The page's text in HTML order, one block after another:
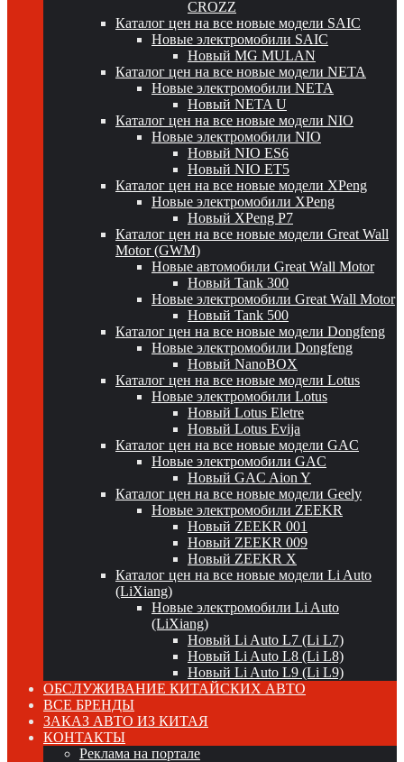
CROZZ
Каталог цен на все новые модели SAIC
Новые электромобили SAIC
Новый MG MULAN
Каталог цен на все новые модели NETA
Новые электромобили NETA
Новый NETA U
Каталог цен на все новые модели NIO
Новые электромобили NIO
Новый NIO ES6
Новый NIO ET5
Каталог цен на все новые модели XPeng
Новые электромобили XPeng
Новый XPeng P7
Каталог цен на все новые модели Great Wall
Motor (GWM)
Новые автомобили Great Wall Motor
Новый Tank 300
Новые электромобили Great Wall Motor
Новый Tank 500
Каталог цен на все новые модели Dongfeng
Новые электромобили Dongfeng
Новый NanoBOX
Каталог цен на все новые модели Lotus
Новые электромобили Lotus
Новый Lotus Eletre
Новый Lotus Evija
Каталог цен на все новые модели GAC
Новые электромобили GAC
Новый GAC Aion Y
Каталог цен на все новые модели Geely
Новые электромобили ZEEKR
Новый ZEEKR 001
Новый ZEEKR 009
Новый ZEEKR X
Каталог цен на все новые модели Li Auto
(LiXiang)
Новые электромобили Li Auto
(LiXiang)
Новый Li Auto L7 (Li L7)
Новый Li Auto L8 (Li L8)
Новый Li Auto L9 (Li L9)
ОБСЛУЖИВАНИЕ КИТАЙСКИХ АВТО
ВСЕ БРЕНДЫ
ЗАКАЗ АВТО ИЗ КИТАЯ
КОНТАКТЫ
Реклама на портале